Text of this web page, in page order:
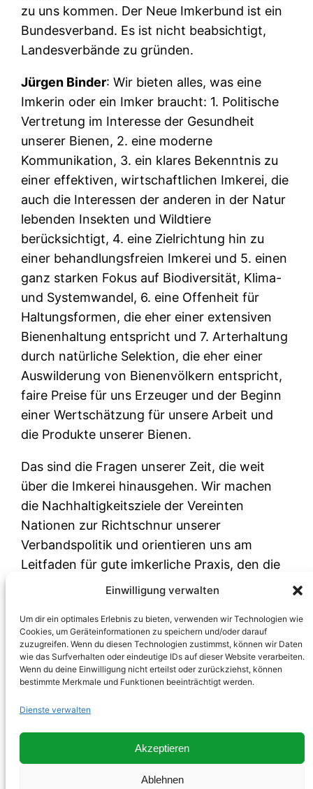
Einwilligung verwalten
Um dir ein optimales Erlebnis zu bieten, verwenden wir Technologien wie
Cookies, um Geräteinformationen zu speichern und/oder darauf
zuzugreifen. Wenn du diesen Technologien zustimmst, können wir Daten
wie das Surfverhalten oder eindeutige IDs auf dieser Website verarbeiten.
Wenn du deine Einwilligung nicht erteilst oder zurückziehst, können
bestimmte Merkmale und Funktionen beeinträchtigt werden.
Dienste verwalten
Akzeptieren
Ablehnen
zu uns kommen. Der Neue Imkerbund ist ein
Bundesverband. Es ist nicht beabsichtigt,
Landesverbände zu gründen.
Jürgen Binder: Wir bieten alles, was eine
Imkerin oder ein Imker braucht: 1. Politische
Vertretung im Interesse der Gesundheit
unserer Bienen, 2. eine moderne
Kommunikation, 3. ein klares Bekenntnis zu
einer effektiven, wirtschaftlichen Imkerei, die
auch die Interessen der anderen in der Natur
lebenden Insekten und Wildtiere
berücksichtigt, 4. eine Zielrichtung hin zu
einer behandlungsfreien Imkerei und 5. einen
ganz starken Fokus auf Biodiversität, Klima-
und Systemwandel, 6. eine Offenheit für
Haltungsformen, die eher einer extensiven
Bienenhaltung entspricht und 7. Arterhaltung
durch natürliche Selektion, die eher einer
Auswilderung von Bienenvölkern entspricht,
faire Preise für uns Erzeuger und der Beginn
einer Wertschätzung für unsere Arbeit und
die Produkte unserer Bienen.
Das sind die Fragen unserer Zeit, die weit
über die Imkerei hinausgehen. Wir machen
die Nachhaltigkeitsziele der Vereinten
Nationen zur Richtschnur unserer
Verbandspolitik und orientieren uns am
Leitfaden für gute imkerliche Praxis, den die
APIMONDIA gemeinsam mit der
Nationen publiziert hat. Das sind unsere
Alleinstellungsmerkmale. Bei uns kann jeder
die assoziierte Mitgliedschaft, die
Fördermitgliedschaft oder eine der anderen
Mitgliedsbeitrag liegt bei 62 Euro, davon
leiten wir 2 Euro an die APIMONDIA weiter.
Das ist unser Beitrag für die internationale